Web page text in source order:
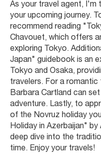
As your travel agent, I'm
your upcoming journey.
recommend reading
Chavouet, which offers
exploring Tokyo.
Japan" guidebook is an
Tokyo and Osaka,
travelers. For a
Barbara Cartland can
adventure. Lastly, to
of the Novruz holiday
Holiday in Azerbaijan" by
deep dive into the
time. Enjoy your travels!